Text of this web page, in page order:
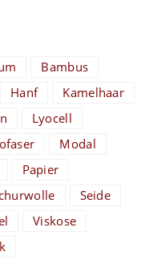
Bambus
Hanf
Kamelhaar
Lyocell
Modal
Papier
Seide
Viskose